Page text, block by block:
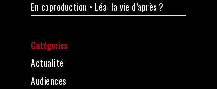
En coproduction • Léa, la vie d’après ?
Catégories
Actualité
Audiences